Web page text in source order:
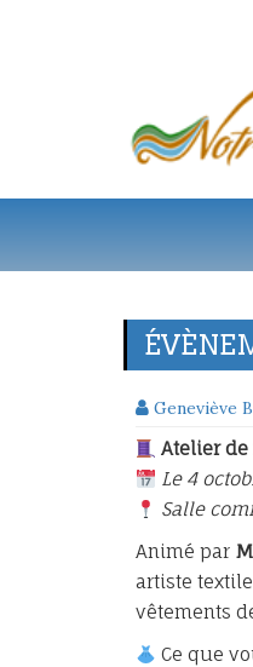
Geneviève
Atelier de
Le 4
Salle
Animé par
artiste
vêtements
Ce que